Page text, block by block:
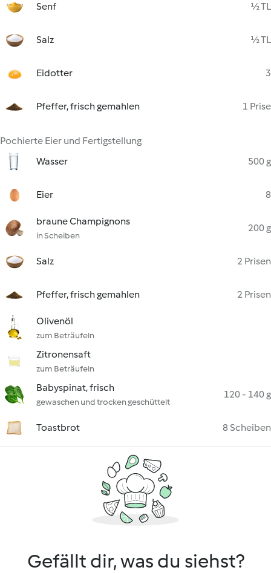
Senf ½ TL
Salz ½ TL
Eidotter 3
Pfeffer, frisch gemahlen 1 Prise
Pochierte Eier und Fertigstellung
Wasser
500 g
Eier 8
braune Champignons
in Scheiben
200 g
Salz 2 Prisen
Pfeffer, frisch gemahlen 2 Prisen
Olivenöl
zum Beträufeln
Zitronensaft
zum Beträufeln
Babyspinat, frisch
gewaschen und trocken geschüttelt
120 - 140 g
Toastbrot 8 Scheiben
Gefällt dir, was du siehst?